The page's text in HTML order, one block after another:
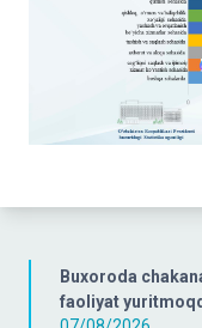
Buxoroda
faoliyat